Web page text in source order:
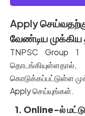
Apply
வேண்டிய
TNPSC Group
தொடங்கியுள்ளதால்
கொடுக்கப்பட்டுள்ள
Applyசெய்யுங்கள்.
1. Online-ல்